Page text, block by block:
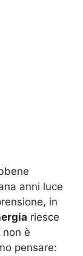
anni luce
in
riesce
è
pensare: